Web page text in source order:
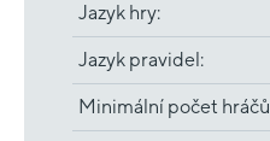
Jazyk hry:
Jazyk pravidel:
Minimální počet hráčů